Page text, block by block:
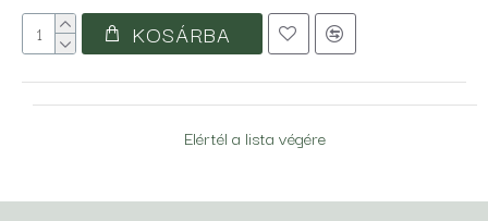
KOSÁRBA
Elértél a lista végére